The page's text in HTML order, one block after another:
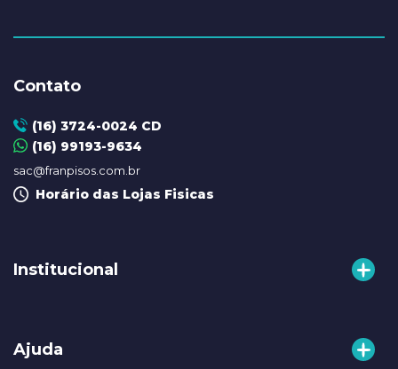
Contato
(16) 3724-0024 CD
(16) 99193-9634
sac@franpisos.com.br
Horário das Lojas Fisicas
Institucional
Nossas Lojas
Ajuda